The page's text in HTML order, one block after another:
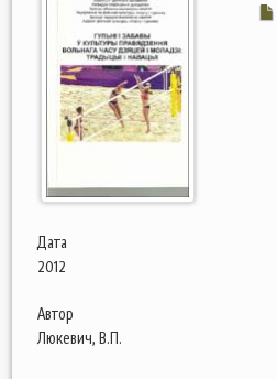
Дата
2012
Автор
Люкевич, В.П.